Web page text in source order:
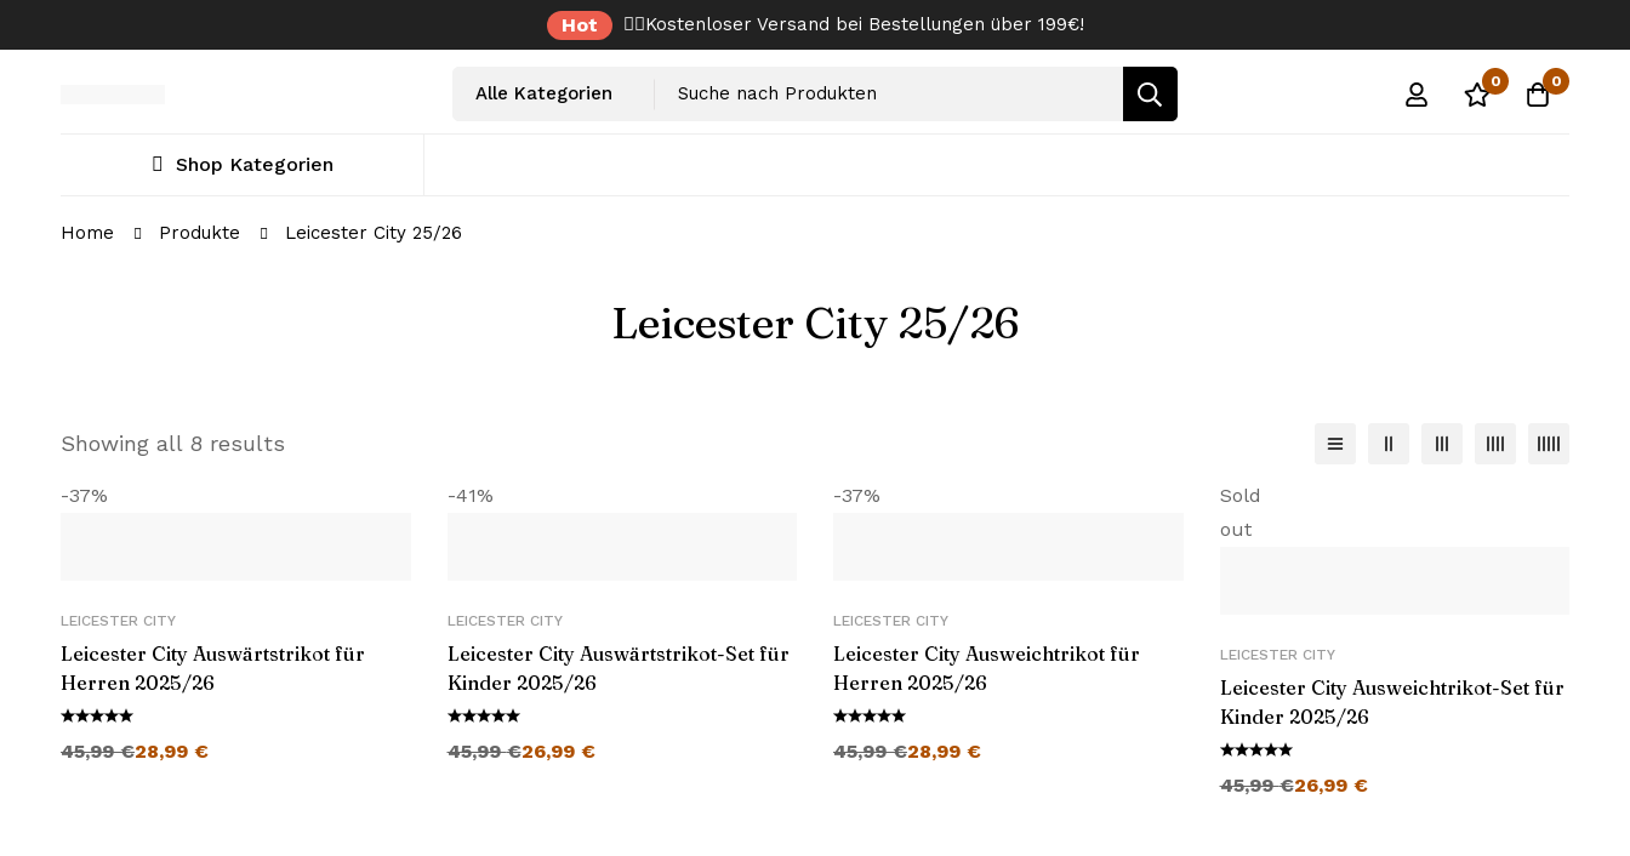
Hot ✌🏼Kostenloser Versand bei Bestellungen über 199€!
Select
Suche
0 0
Shop Kategorien
Home Produkte Leicester City 25/26
Leicester City 25/26
Showing all 8 results
-37%
LEICESTER CITY
Leicester City Auswärtstrikot für
Herren 2025/26
45,99€28,99 €
-41%
LEICESTER CITY
Leicester City Auswärtstrikot-Set für
Kinder 2025/26
45,99€26,99 €
-37%
LEICESTER CITY
Leicester City Ausweichtrikot für
Herren 2025/26
45,99€28,99 €
Sold
out
LEICESTER CITY
Leicester City Ausweichtrikot-Set für
Kinder 2025/26
45,99€26,99 €